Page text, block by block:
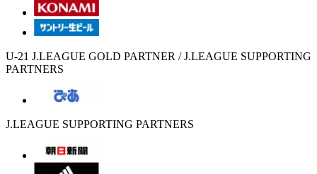
U-21 J.LEAGUE GOLD PARTNER / J.LEAGUE SUPPORTING
PARTNERS
J.LEAGUE SUPPORTING PARTNERS